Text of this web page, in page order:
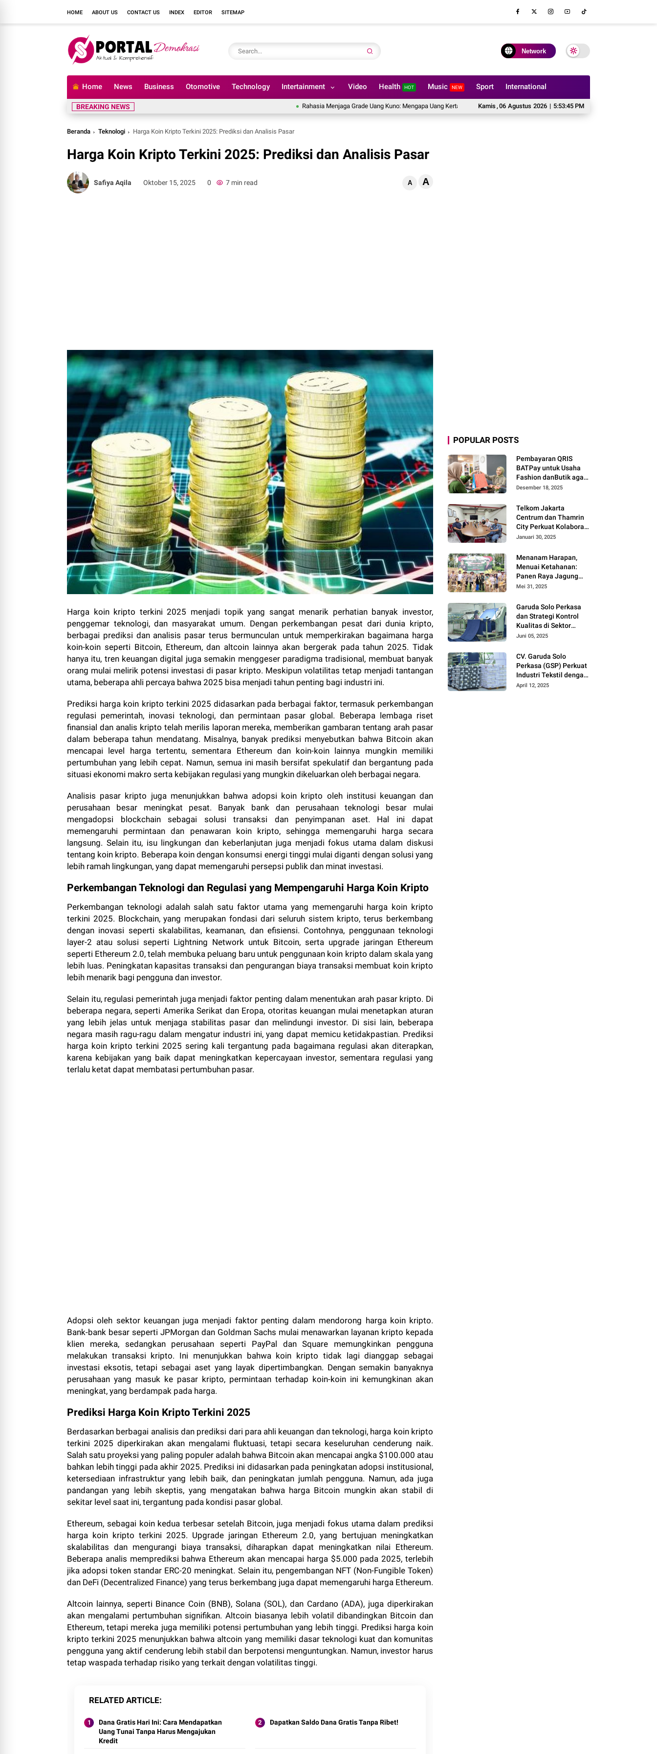
HOME ABOUT US CONTACT US INDEX EDITOR SITEMAP
Network
Home News Business Otomotive Technology Intertainment Video Health HOT Music NEW Sport International
Kamis ,06 Agustus 2026 | 5:53:47 PM
BREAKING NEWS Rahasia Menjaga Grade Uang Kuno: Mengapa Uang Kertas Tidak Boleh Dilipat? Hal yang Harus Dipertimbangkan Sebelum Memesan
Beranda Teknologi Harga Koin Kripto Terkini 2025: Prediksi dan Analisis Pasar
Harga Koin Kripto Terkini 2025: Prediksi dan Analisis Pasar
Safiya Aqila Oktober 15, 2025 0 7 min read A A
Harga koin kripto terkini 2025 menjadi topik yang sangat menarik perhatian banyak investor,
penggemar teknologi, dan masyarakat umum. Dengan perkembangan pesat dari dunia kripto,
berbagai prediksi dan analisis pasar terus bermunculan untuk memperkirakan bagaimana harga
koin-koin seperti Bitcoin, Ethereum, dan altcoin lainnya akan bergerak pada tahun 2025. Tidak
hanya itu, tren keuangan digital juga semakin menggeser paradigma tradisional, membuat banyak
orang mulai melirik potensi investasi di pasar kripto. Meskipun volatilitas tetap menjadi tantangan
utama, beberapa ahli percaya bahwa 2025 bisa menjadi tahun penting bagi industri ini.
Prediksi harga koin kripto terkini 2025 didasarkan pada berbagai faktor, termasuk perkembangan
regulasi pemerintah, inovasi teknologi, dan permintaan pasar global. Beberapa lembaga riset
finansial dan analis kripto telah merilis laporan mereka, memberikan gambaran tentang arah pasar
dalam beberapa tahun mendatang. Misalnya, banyak prediksi menyebutkan bahwa Bitcoin akan
mencapai level harga tertentu, sementara Ethereum dan koin-koin lainnya mungkin memiliki
pertumbuhan yang lebih cepat. Namun, semua ini masih bersifat spekulatif dan bergantung pada
situasi ekonomi makro serta kebijakan regulasi yang mungkin dikeluarkan oleh berbagai negara.
Analisis pasar kripto juga menunjukkan bahwa adopsi koin kripto oleh institusi keuangan dan
perusahaan besar meningkat pesat. Banyak bank dan perusahaan teknologi besar mulai
mengadopsi blockchain sebagai solusi transaksi dan penyimpanan aset. Hal ini dapat
memengaruhi permintaan dan penawaran koin kripto, sehingga memengaruhi harga secara
langsung. Selain itu, isu lingkungan dan keberlanjutan juga menjadi fokus utama dalam diskusi
tentang koin kripto. Beberapa koin dengan konsumsi energi tinggi mulai diganti dengan solusi yang
lebih ramah lingkungan, yang dapat memengaruhi persepsi publik dan minat investasi.
Perkembangan Teknologi dan Regulasi yang Mempengaruhi Harga Koin Kripto
Perkembangan teknologi adalah salah satu faktor utama yang memengaruhi harga koin kripto
terkini 2025. Blockchain, yang merupakan fondasi dari seluruh sistem kripto, terus berkembang
dengan inovasi seperti skalabilitas, keamanan, dan efisiensi. Contohnya, penggunaan teknologi
layer-2 atau solusi seperti Lightning Network untuk Bitcoin, serta upgrade jaringan Ethereum
seperti Ethereum 2.0, telah membuka peluang baru untuk penggunaan koin kripto dalam skala yang
lebih luas. Peningkatan kapasitas transaksi dan pengurangan biaya transaksi membuat koin kripto
lebih menarik bagi pengguna dan investor.
Selain itu, regulasi pemerintah juga menjadi faktor penting dalam menentukan arah pasar kripto. Di
beberapa negara, seperti Amerika Serikat dan Eropa, otoritas keuangan mulai menetapkan aturan
yang lebih jelas untuk menjaga stabilitas pasar dan melindungi investor. Di sisi lain, beberapa
negara masih ragu-ragu dalam mengatur industri ini, yang dapat memicu ketidakpastian. Prediksi
harga koin kripto terkini 2025 sering kali tergantung pada bagaimana regulasi akan diterapkan,
karena kebijakan yang baik dapat meningkatkan kepercayaan investor, sementara regulasi yang
terlalu ketat dapat membatasi pertumbuhan pasar.
Adopsi oleh sektor keuangan juga menjadi faktor penting dalam mendorong harga koin kripto.
Bank-bank besar seperti JPMorgan dan Goldman Sachs mulai menawarkan layanan kripto kepada
klien mereka, sedangkan perusahaan seperti PayPal dan Square memungkinkan pengguna
melakukan transaksi kripto. Ini menunjukkan bahwa koin kripto tidak lagi dianggap sebagai
investasi eksotis, tetapi sebagai aset yang layak dipertimbangkan. Dengan semakin banyaknya
perusahaan yang masuk ke pasar kripto, permintaan terhadap koin-koin ini kemungkinan akan
meningkat, yang berdampak pada harga.
Prediksi Harga Koin Kripto Terkini 2025
Berdasarkan berbagai analisis dan prediksi dari para ahli keuangan dan teknologi, harga koin kripto
terkini 2025 diperkirakan akan mengalami fluktuasi, tetapi secara keseluruhan cenderung naik.
Salah satu proyeksi yang paling populer adalah bahwa Bitcoin akan mencapai angka $100.000 atau
bahkan lebih tinggi pada akhir 2025. Prediksi ini didasarkan pada peningkatan adopsi institusional,
ketersediaan infrastruktur yang lebih baik, dan peningkatan jumlah pengguna. Namun, ada juga
pandangan yang lebih skeptis, yang mengatakan bahwa harga Bitcoin mungkin akan stabil di
sekitar level saat ini, tergantung pada kondisi pasar global.
Ethereum, sebagai koin kedua terbesar setelah Bitcoin, juga menjadi fokus utama dalam prediksi
harga koin kripto terkini 2025. Upgrade jaringan Ethereum 2.0, yang bertujuan meningkatkan
skalabilitas dan mengurangi biaya transaksi, diharapkan dapat meningkatkan nilai Ethereum.
Beberapa analis memprediksi bahwa Ethereum akan mencapai harga $5.000 pada 2025, terlebih
jika adopsi token standar ERC-20 meningkat. Selain itu, pengembangan NFT (Non-Fungible Token)
dan DeFi (Decentralized Finance) yang terus berkembang juga dapat memengaruhi harga Ethereum.
Altcoin lainnya, seperti Binance Coin (BNB), Solana (SOL), dan Cardano (ADA), juga diperkirakan
akan mengalami pertumbuhan signifikan. Altcoin biasanya lebih volatil dibandingkan Bitcoin dan
Ethereum, tetapi mereka juga memiliki potensi pertumbuhan yang lebih tinggi. Prediksi harga koin
kripto terkini 2025 menunjukkan bahwa altcoin yang memiliki dasar teknologi kuat dan komunitas
pengguna yang aktif cenderung lebih stabil dan berpotensi menguntungkan. Namun, investor harus
tetap waspada terhadap risiko yang terkait dengan volatilitas tinggi.
RELATED ARTICLE
Dana Gratis Hari Ini: Cara Mendapatkan
Uang Tunai Tanpa Harus Mengajukan
Kredit
Dapatkan Saldo Dana Gratis Tanpa Ribet!
POPULAR POSTS
Pembayaran QRIS
BATPay untuk Usaha
Fashion danButik agar
Transaksi Lebih Cepat
Desember 18, 2025
Telkom Jakarta
Centrum dan Thamrin
City Perkuat Kolaborasi
Kawasan Bisnis dan
Januari 30, 2025
Menanam Harapan,
Menuai Ketahanan:
Panen Raya Jagung
Warnai Sinergi Polres
Moutong
Mei 31, 2025
Garuda Solo Perkasa
dan Strategi Kontrol
Kualitas di Sektor
Tekstil
Juni 05, 2025
CV. Garuda Solo
Perkasa (GSP) Perkuat
Industri Tekstil dengan
Produksi Kain Greige
April 12, 2025